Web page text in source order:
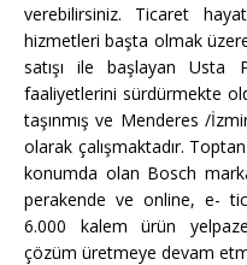
verebilirsiniz. Ticaret
hizmetleri başta olmak
satışı ile başlayan Usta
faaliyetlerini sürdürmekte
taşınmış ve Menderes /
olarak çalışmaktadır.
konumda olan Bosch
perakende ve online, e-
6.000 kalem ürün
çözüm üretmeye devam